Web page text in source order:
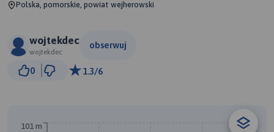
Polska, pomorskie, powiat wejherowski
wojtekdec
wojtekdec
obserwuj
0 1.3/6
101 m